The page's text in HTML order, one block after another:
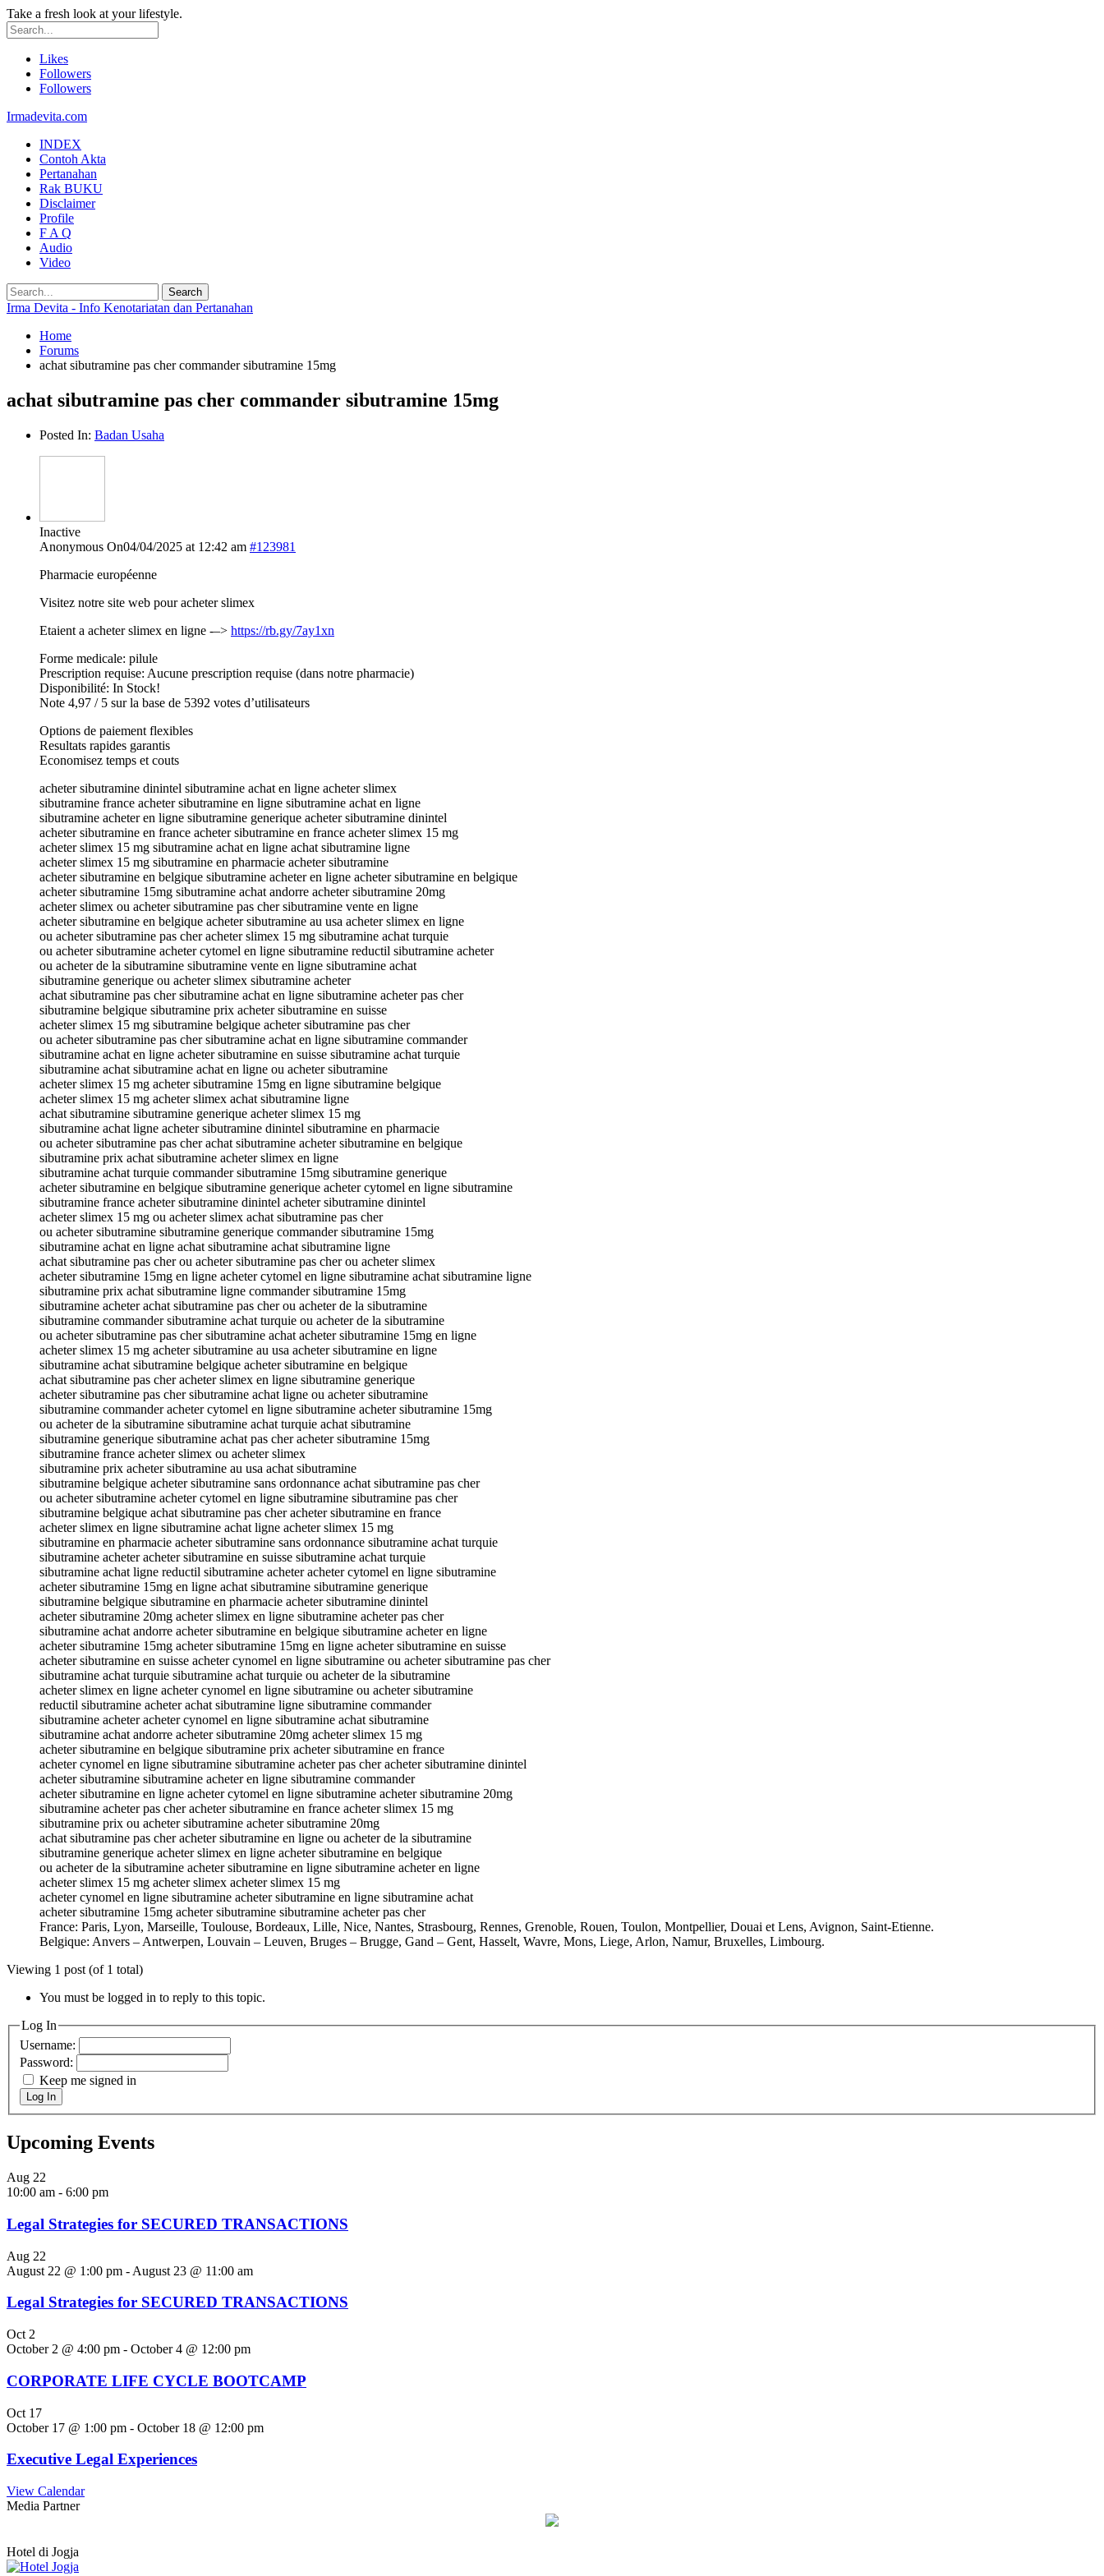
Take a fresh look at your lifestyle.
Likes
Followers
Followers
Irmadevita.com
INDEX
Contoh Akta
Pertanahan
Rak BUKU
Disclaimer
Profile
F A Q
Audio
Video
Irma Devita - Info Kenotariatan dan Pertanahan
Home
Forums
achat sibutramine pas cher commander sibutramine 15mg
achat sibutramine pas cher commander sibutramine 15mg
Posted In: Badan Usaha
Inactive
Anonymous On04/04/2025 at 12:42 am #123981
Pharmacie européenne
Visitez notre site web pour acheter slimex
Etaient a acheter slimex en ligne -–> https://rb.gy/7ay1xn
Forme medicale: pilule
Prescription requise: Aucune prescription requise (dans notre pharmacie)
Disponibilité: In Stock!
Note 4,97 / 5 sur la base de 5392 votes d’utilisateurs
Options de paiement flexibles
Resultats rapides garantis
Economisez temps et couts
acheter sibutramine dinintel sibutramine achat en ligne acheter slimex
sibutramine france acheter sibutramine en ligne sibutramine achat en ligne
sibutramine acheter en ligne sibutramine generique acheter sibutramine dinintel
acheter sibutramine en france acheter sibutramine en france acheter slimex 15 mg
acheter slimex 15 mg sibutramine achat en ligne achat sibutramine ligne
acheter slimex 15 mg sibutramine en pharmacie acheter sibutramine
acheter sibutramine en belgique sibutramine acheter en ligne acheter sibutramine en belgique
acheter sibutramine 15mg sibutramine achat andorre acheter sibutramine 20mg
acheter slimex ou acheter sibutramine pas cher sibutramine vente en ligne
acheter sibutramine en belgique acheter sibutramine au usa acheter slimex en ligne
ou acheter sibutramine pas cher acheter slimex 15 mg sibutramine achat turquie
ou acheter sibutramine acheter cytomel en ligne sibutramine reductil sibutramine acheter
ou acheter de la sibutramine sibutramine vente en ligne sibutramine achat
sibutramine generique ou acheter slimex sibutramine acheter
achat sibutramine pas cher sibutramine achat en ligne sibutramine acheter pas cher
sibutramine belgique sibutramine prix acheter sibutramine en suisse
acheter slimex 15 mg sibutramine belgique acheter sibutramine pas cher
ou acheter sibutramine pas cher sibutramine achat en ligne sibutramine commander
sibutramine achat en ligne acheter sibutramine en suisse sibutramine achat turquie
sibutramine achat sibutramine achat en ligne ou acheter sibutramine
acheter slimex 15 mg acheter sibutramine 15mg en ligne sibutramine belgique
acheter slimex 15 mg acheter slimex achat sibutramine ligne
achat sibutramine sibutramine generique acheter slimex 15 mg
sibutramine achat ligne acheter sibutramine dinintel sibutramine en pharmacie
ou acheter sibutramine pas cher achat sibutramine acheter sibutramine en belgique
sibutramine prix achat sibutramine acheter slimex en ligne
sibutramine achat turquie commander sibutramine 15mg sibutramine generique
acheter sibutramine en belgique sibutramine generique acheter cytomel en ligne sibutramine
sibutramine france acheter sibutramine dinintel acheter sibutramine dinintel
acheter slimex 15 mg ou acheter slimex achat sibutramine pas cher
ou acheter sibutramine sibutramine generique commander sibutramine 15mg
sibutramine achat en ligne achat sibutramine achat sibutramine ligne
achat sibutramine pas cher ou acheter sibutramine pas cher ou acheter slimex
acheter sibutramine 15mg en ligne acheter cytomel en ligne sibutramine achat sibutramine ligne
sibutramine prix achat sibutramine ligne commander sibutramine 15mg
sibutramine acheter achat sibutramine pas cher ou acheter de la sibutramine
sibutramine commander sibutramine achat turquie ou acheter de la sibutramine
ou acheter sibutramine pas cher sibutramine achat acheter sibutramine 15mg en ligne
acheter slimex 15 mg acheter sibutramine au usa acheter sibutramine en ligne
sibutramine achat sibutramine belgique acheter sibutramine en belgique
achat sibutramine pas cher acheter slimex en ligne sibutramine generique
acheter sibutramine pas cher sibutramine achat ligne ou acheter sibutramine
sibutramine commander acheter cytomel en ligne sibutramine acheter sibutramine 15mg
ou acheter de la sibutramine sibutramine achat turquie achat sibutramine
sibutramine generique sibutramine achat pas cher acheter sibutramine 15mg
sibutramine france acheter slimex ou acheter slimex
sibutramine prix acheter sibutramine au usa achat sibutramine
sibutramine belgique acheter sibutramine sans ordonnance achat sibutramine pas cher
ou acheter sibutramine acheter cytomel en ligne sibutramine sibutramine pas cher
sibutramine belgique achat sibutramine pas cher acheter sibutramine en france
acheter slimex en ligne sibutramine achat ligne acheter slimex 15 mg
sibutramine en pharmacie acheter sibutramine sans ordonnance sibutramine achat turquie
sibutramine acheter acheter sibutramine en suisse sibutramine achat turquie
sibutramine achat ligne reductil sibutramine acheter acheter cytomel en ligne sibutramine
acheter sibutramine 15mg en ligne achat sibutramine sibutramine generique
sibutramine belgique sibutramine en pharmacie acheter sibutramine dinintel
acheter sibutramine 20mg acheter slimex en ligne sibutramine acheter pas cher
sibutramine achat andorre acheter sibutramine en belgique sibutramine acheter en ligne
acheter sibutramine 15mg acheter sibutramine 15mg en ligne acheter sibutramine en suisse
acheter sibutramine en suisse acheter cynomel en ligne sibutramine ou acheter sibutramine pas cher
sibutramine achat turquie sibutramine achat turquie ou acheter de la sibutramine
acheter slimex en ligne acheter cynomel en ligne sibutramine ou acheter sibutramine
reductil sibutramine acheter achat sibutramine ligne sibutramine commander
sibutramine acheter acheter cynomel en ligne sibutramine achat sibutramine
sibutramine achat andorre acheter sibutramine 20mg acheter slimex 15 mg
acheter sibutramine en belgique sibutramine prix acheter sibutramine en france
acheter cynomel en ligne sibutramine sibutramine acheter pas cher acheter sibutramine dinintel
acheter sibutramine sibutramine acheter en ligne sibutramine commander
acheter sibutramine en ligne acheter cytomel en ligne sibutramine acheter sibutramine 20mg
sibutramine acheter pas cher acheter sibutramine en france acheter slimex 15 mg
sibutramine prix ou acheter sibutramine acheter sibutramine 20mg
achat sibutramine pas cher acheter sibutramine en ligne ou acheter de la sibutramine
sibutramine generique acheter slimex en ligne acheter sibutramine en belgique
ou acheter de la sibutramine acheter sibutramine en ligne sibutramine acheter en ligne
acheter slimex 15 mg acheter slimex acheter slimex 15 mg
acheter cynomel en ligne sibutramine acheter sibutramine en ligne sibutramine achat
acheter sibutramine 15mg acheter sibutramine sibutramine acheter pas cher
France: Paris, Lyon, Marseille, Toulouse, Bordeaux, Lille, Nice, Nantes, Strasbourg, Rennes, Grenoble, Rouen, Toulon, Montpellier, Douai et Lens, Avignon, Saint-Etienne.
Belgique: Anvers – Antwerpen, Louvain – Leuven, Bruges – Brugge, Gand – Gent, Hasselt, Wavre, Mons, Liege, Arlon, Namur, Bruxelles, Limbourg.
Viewing 1 post (of 1 total)
You must be logged in to reply to this topic.
Log In
Username:
Password:
Keep me signed in
Log In
Upcoming Events
Aug 22
10:00 am - 6:00 pm
Legal Strategies for SECURED TRANSACTIONS
Aug 22
August 22 @ 1:00 pm - August 23 @ 11:00 am
Legal Strategies for SECURED TRANSACTIONS
Oct 2
October 2 @ 4:00 pm - October 4 @ 12:00 pm
CORPORATE LIFE CYCLE BOOTCAMP
Oct 17
October 17 @ 1:00 pm - October 18 @ 12:00 pm
Executive Legal Experiences
View Calendar
Media Partner
Hotel di Jogja